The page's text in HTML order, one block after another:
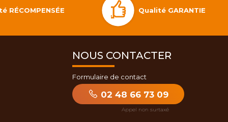
RÉCOMPENSÉE Qualité GARANTIE
NOUS CONTACTER
Formulaire de contact
02 48 66 73 09